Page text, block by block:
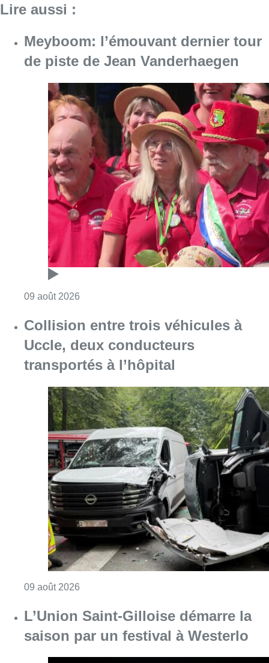
Lire aussi :
Meyboom: l’émouvant dernier tour
de piste de Jean Vanderhaegen
09 août 2026
Collision entre trois véhicules à
Uccle, deux conducteurs
transportés à l’hôpital
09 août 2026
L’Union Saint-Gilloise démarre la
saison par un festival à Westerlo